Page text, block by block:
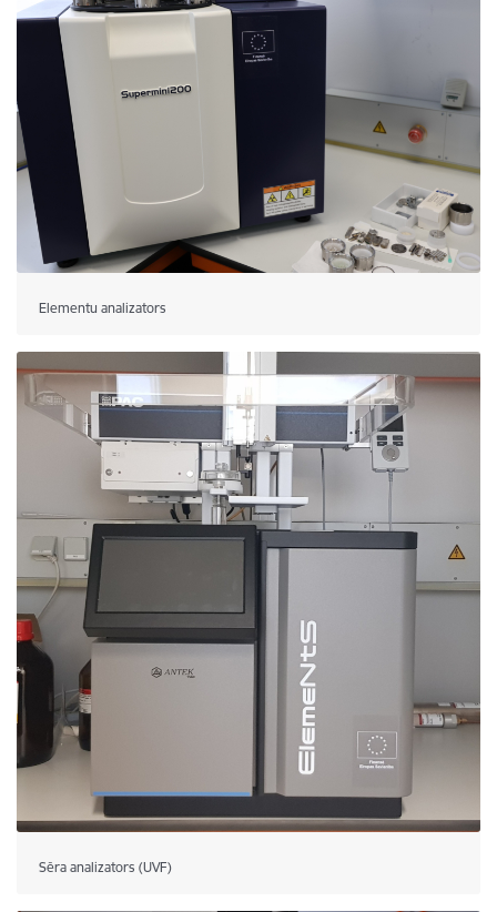
Elementu analizators
Sēra analizators (UVF)